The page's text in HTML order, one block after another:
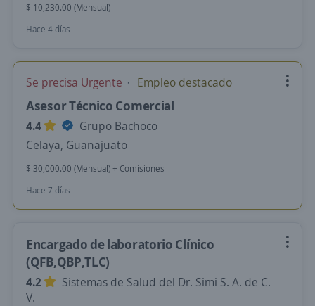
$ 10,230.00 (Mensual)
Hace 4 días
Se precisa Urgente Empleo destacado
Asesor Técnico Comercial
4.4
Grupo Bachoco
Celaya, Guanajuato
$ 30,000.00 (Mensual) + Comisiones
Hace 7 días
Encargado de laboratorio Clínico
(QFB,QBP,TLC)
4.2
Sistemas de Salud del Dr. Simi S. A. de C.
V.